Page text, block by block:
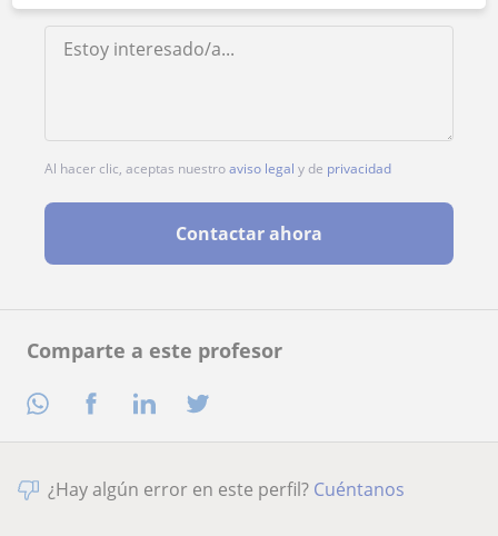
Comparte a este profesor
Al hacer clic, aceptas nuestroaviso legal y de privacidad
Contactar ahora
¿Hay algún error en este perfil? Cuéntanos